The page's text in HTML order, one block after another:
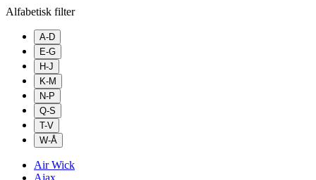
Alfabetisk filter
A-D
E-G
H-J
K-M
N-P
Q-S
T-V
W-Å
Air Wick